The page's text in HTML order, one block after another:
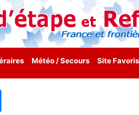
Météo / Secours Site Favoris